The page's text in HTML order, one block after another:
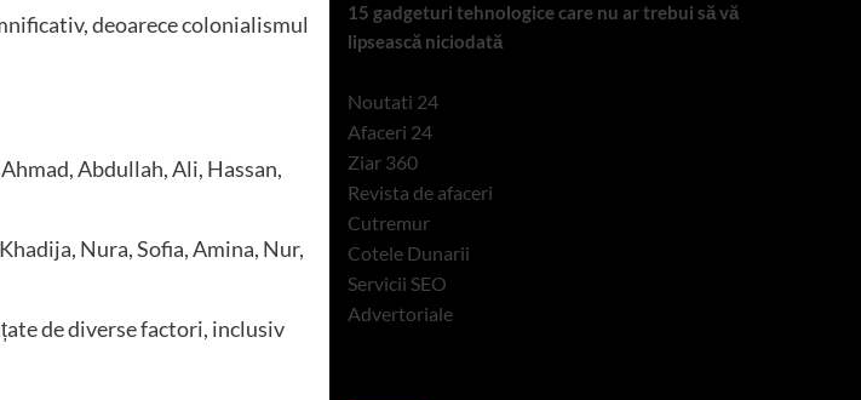
deoarece colonialismul
Abdullah, Ali, Hassan,
Nura, Sofia, Amina, Nur,
de diverse factori, inclusiv
15 gadgeturi tehnologice care nu ar trebui să vă
lipsească niciodată
Noutati 24
Afaceri 24
Ziar 360
Revista de afaceri
Cutremur
Cotele Dunarii
Servicii SEO
Advertoriale